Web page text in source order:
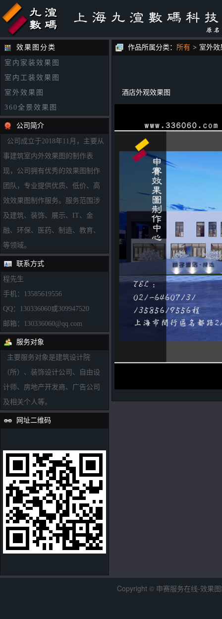
效果图分类
室内家装效果图
室内工装效果图
室外效果图
360全景效果图
公司简介
公司成立于2018年11月，主要从
事建筑室内外效果图的制作表
现，公司拥有优秀的效果图制作
团队，专业提供优质、低价、高
效效果图制作服务。服务范围涉
及建筑、装饰、展示、IT、金
融、环保、医药、制造、教育、
等领域。
联系方式
程先生
手机：13585619556
QQ：130336060或309947520
邮箱：130336060@qq.com
服务对象
主要服务对象是建筑设计院
（所）、装饰设计公司、自由设
计师、房地产开发商、广告公司
及相关个人等。
网址二维码
作品所属分类： 所有 > 室外效
酒店外观效果图
Copyright © 申赛服务在线-效果